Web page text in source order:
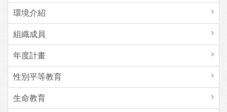
環境介紹
組織成員
年度計畫
性別平等教育
生命教育